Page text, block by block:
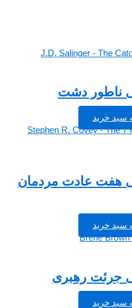
دشت
خرید
عادت مردمان
خرید
رهبری
خرید